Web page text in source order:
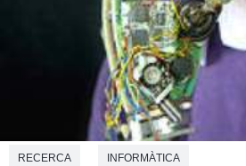
RECERCA INFORMÀTICA